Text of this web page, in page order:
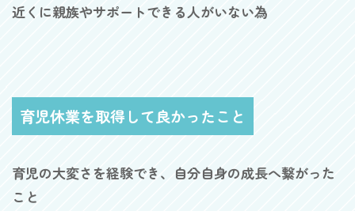
近くに親族やサポートできる人がいない為
育児休業を取得して良かったこと
育児の大変さを経験でき、自分自身の成長へ繋がった
こと